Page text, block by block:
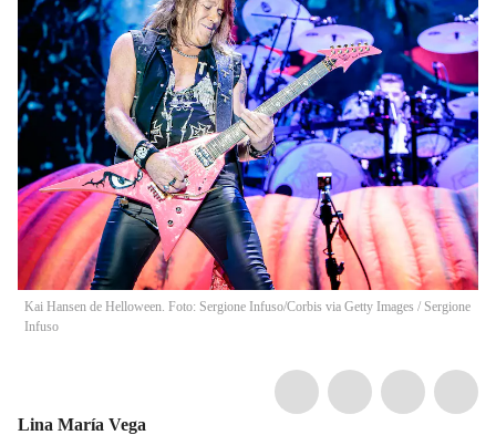
Kai Hansen de Helloween. Foto: Sergione Infuso/Corbis via Getty Images / Sergione
Infuso
Lina María Vega